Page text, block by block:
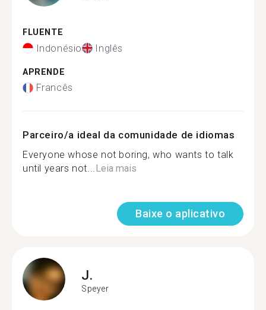
FLUENTE
Indonésio Inglês
APRENDE
Francês
Parceiro/a ideal da comunidade de idiomas
Everyone whose not boring, who wants to talk
until years not...Leia mais
Baixe o aplicativo
J.
Speyer